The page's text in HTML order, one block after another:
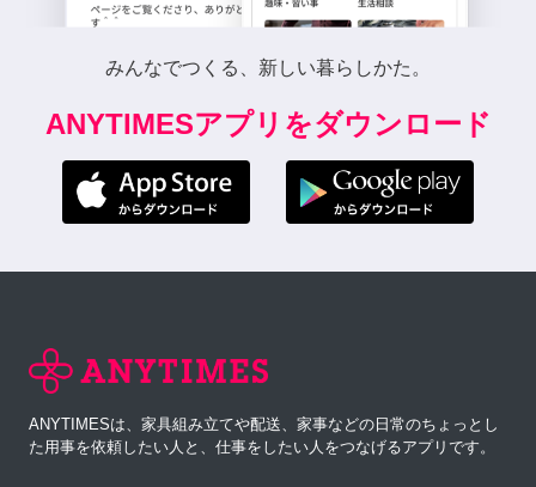
みんなでつくる、新しい暮らしかた。
ANYTIMESアプリをダウンロード
ANYTIMESは、家具組み立てや配送、家事などの日常のちょっとし
た用事を依頼したい人と、仕事をしたい人をつなげるアプリです。